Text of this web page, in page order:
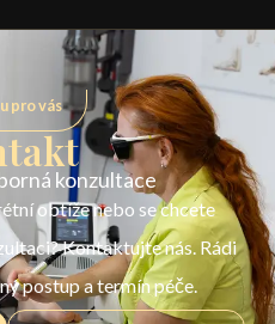
pro vás
konzultace
obtíže nebo se chcete
Kontaktujte nás. Rádi
postup a termín péče.